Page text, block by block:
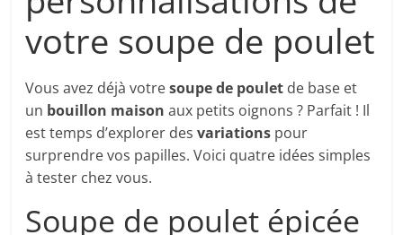
votre soupe de poulet
Vous avez déjà votresoupe de poulet de base et
un bouillon maison aux petits oignons ? Parfait ! Il
est temps d’explorer desvariations pour
surprendre vos papilles. Voici quatre idées simples
à tester chez vous.
Soupe de poulet épicée